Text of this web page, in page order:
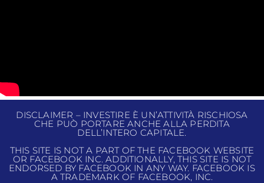
DISCLAIMER – INVESTIRE È UN’ATTIVITÀ RISCHIOSA
CHE PUÒ PORTARE ANCHE ALLA PERDITA
DELL’INTERO CAPITALE.
THIS SITE IS NOT A PART OF THE FACEBOOK WEBSITE
OR FACEBOOK INC. ADDITIONALLY, THIS SITE IS NOT
ENDORSED BY FACEBOOK IN ANY WAY. FACEBOOK IS
A TRADEMARK OF FACEBOOK, INC.